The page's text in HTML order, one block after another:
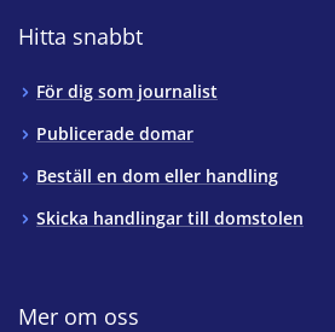
Hitta snabbt
För dig som journalist
Publicerade domar
Beställ en dom eller handling
Skicka handlingar till domstolen
Mer om oss